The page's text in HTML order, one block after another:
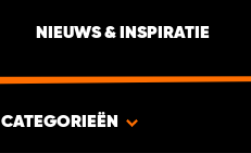
NIEUWS & INSPIRATIE
CATEGORIEËN